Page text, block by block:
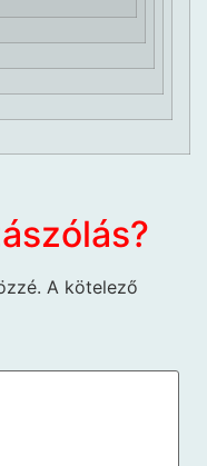
A kötelező